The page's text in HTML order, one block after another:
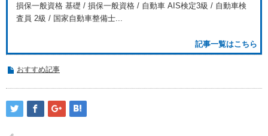
損保一般資格 基礎 / 損保一般資格 / 自動車 AIS検定3級 / 自動車検
査員 2級 / 国家自動車整備士...
記事一覧はこちら
おすすめ記事